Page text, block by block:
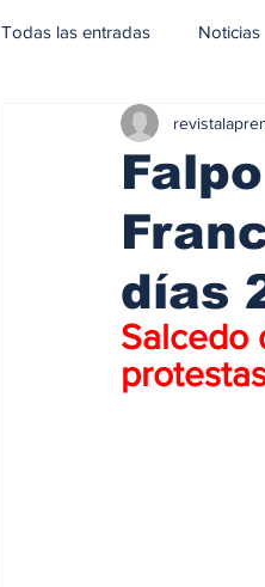
Todas las entradas Noticias
Nacionales
días
Salcedo